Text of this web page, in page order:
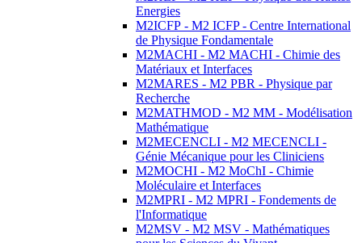
Energies
M2ICFP - M2 ICFP - Centre International
de Physique Fondamentale
M2MACHI - M2 MACHI - Chimie des
Matériaux et Interfaces
M2MARES - M2 PBR - Physique par
Recherche
M2MATHMOD - M2 MM - Modélisation
Mathématique
M2MECENCLI - M2 MECENCLI -
Génie Mécanique pour les Cliniciens
M2MOCHI - M2 MoChI - Chimie
Moléculaire et Interfaces
M2MPRI - M2 MPRI - Fondements de
l'Informatique
M2MSV - M2 MSV - Mathématiques